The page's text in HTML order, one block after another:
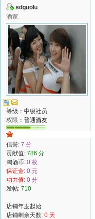
sdguolu
洒家
等级：中级社员
权限： 普通酒友
信誉: 7 分
贡献值: 786 分
淘酒币: 0 枚
保证金: 0 元
功力值: 0 分
发帖: 710
店铺年度起始:
店铺剩余天数: 0 天